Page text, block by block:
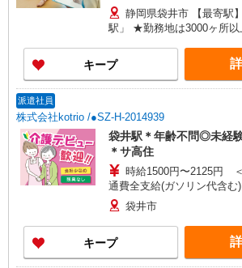
静岡県袋井市 【最寄駅
駅」 ★勤務地は3000ヶ所以上★ 自宅から通いや
い！！
キープ
派遣社員
株式会社kotrio /●SZ-H-2014939
袋井駅＊年齢不問◎未経
＊サ高住
時給1500円〜2125円
通費全支給(ガソリン代含む)
袋井市
キープ